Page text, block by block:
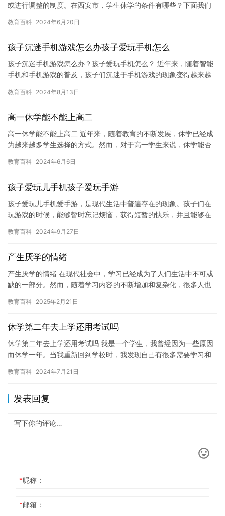
或进行调整的制度。在西安市，学生休学的条件有哪些？下面我们
一…
教育百科 2024年6月20日
孩子沉迷手机游戏怎么办孩子爱玩手机怎么
孩子沉迷手机游戏怎么办？孩子爱玩手机怎么？ 近年来，随着智能
手机和手机游戏的普及，孩子们沉迷于手机游戏的现象变得越来越
交能…
教育百科 2024年8月13日
高一休学能不能上高二
高一休学能不能上高二 近年来，随着教育的不断发展，休学已经成
为越来越多学生选择的方式。然而，对于高一学生来说，休学能否
题，并…
教育百科 2024年6月6日
孩子爱玩儿手机孩子爱玩手游
孩子爱玩儿手机爱手游，是现代生活中普遍存在的现象。孩子们在
玩游戏的时候，能够暂时忘记烦恼，获得短暂的快乐，并且能够在
应用可…
教育百科 2024年9月27日
产生厌学的情绪
产生厌学的情绪 在现代社会中，学习已经成为了人们生活中不可或
缺的一部分。然而，随着学习内容的不断增加和复杂化，很多人也
响，…
教育百科 2025年2月21日
休学第二年去上学还用考试吗
休学第二年去上学还用考试吗 我是一个学生，我曾经因为一些原因
而休学一年。当我重新回到学校时，我发现自己有很多需要学习和
位老…
教育百科 2024年7月21日
发表回复
*昵称：
*邮箱：